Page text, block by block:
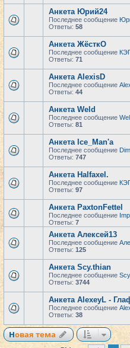
Анкета Юрий24
Последнее сообщение
Ответы: 58
Анкета ЖёсткО
Последнее сообщение
Ответы: 71
Анкета AlexisD
Последнее сообщение
Ответы: 44
Анкета Weld
Последнее сообщение
Ответы: 81
Анкета Ice_Man'a
Последнее сообщение
Ответы: 747
Анкета Halfaxel.
Последнее сообщение
Ответы: 97
Анкета PaxtonFettel
Последнее сообщение
Ответы: 7
Анкета Алексей13
Последнее сообщение
Ответы: 125
Анкета Scy.thian
Последнее сообщение
Ответы: 3744
Анкета AlexeyL -
Последнее сообщение
Ответы: 38
Новая тема